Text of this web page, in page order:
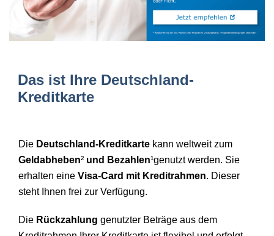
Das ist Ihre Deutschland-
Kreditkarte
Die Deutschland-Kreditkarte kann weltweit zum
Geldabheben² und Bezahlen¹genutzt werden. Sie
erhalten eine Visa-Card mit Kreditrahmen. Dieser
steht Ihnen frei zur Verfügung.
Die Rückzahlung genutzter Beträge aus dem